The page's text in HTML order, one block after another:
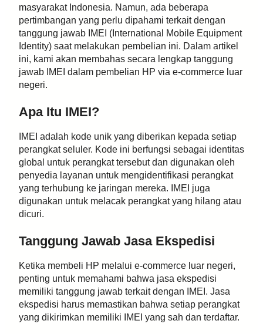
masyarakat Indonesia. Namun, ada beberapa
pertimbangan yang perlu dipahami terkait dengan
tanggung jawab IMEI (International Mobile Equipment
Identity) saat melakukan pembelian ini. Dalam artikel
ini, kami akan membahas secara lengkap tanggung
jawab IMEI dalam pembelian HP via e-commerce luar
negeri.
Apa Itu IMEI?
IMEI adalah kode unik yang diberikan kepada setiap
perangkat seluler. Kode ini berfungsi sebagai identitas
global untuk perangkat tersebut dan digunakan oleh
penyedia layanan untuk mengidentifikasi perangkat
yang terhubung ke jaringan mereka. IMEI juga
digunakan untuk melacak perangkat yang hilang atau
dicuri.
Tanggung Jawab Jasa Ekspedisi
Ketika membeli HP melalui e-commerce luar negeri,
penting untuk memahami bahwa jasa ekspedisi
memiliki tanggung jawab terkait dengan IMEI. Jasa
ekspedisi harus memastikan bahwa setiap perangkat
yang dikirimkan memiliki IMEI yang sah dan terdaftar.